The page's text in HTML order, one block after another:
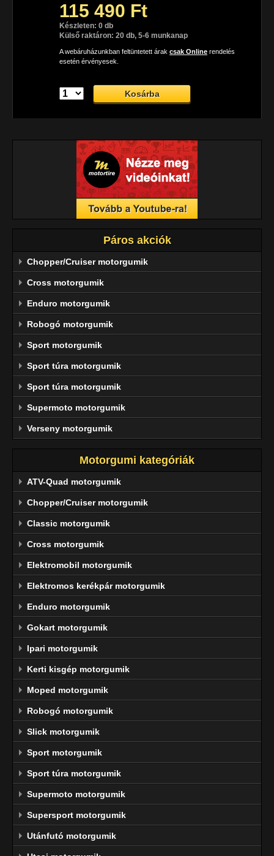
115 490 Ft
Készleten: 0 db
Külső raktáron: 20 db, 5-6 munkanap
A webáruházunkban feltüntetett árak csak Online rendelés
esetén érvényesek.
Páros akciók
Chopper/Cruiser motorgumik
Cross motorgumik
Enduro motorgumik
Robogó motorgumik
Sport motorgumik
Sport túra motorgumik
Sport túra motorgumik
Supermoto motorgumik
Verseny motorgumik
Motorgumi kategóriák
ATV-Quad motorgumik
Chopper/Cruiser motorgumik
Classic motorgumik
Cross motorgumik
Elektromobil motorgumik
Elektromos kerékpár motorgumik
Enduro motorgumik
Gokart motorgumik
Ipari motorgumik
Kerti kisgép motorgumik
Moped motorgumik
Robogó motorgumik
Slick motorgumik
Sport motorgumik
Sport túra motorgumik
Supermoto motorgumik
Supersport motorgumik
Utánfutó motorgumik